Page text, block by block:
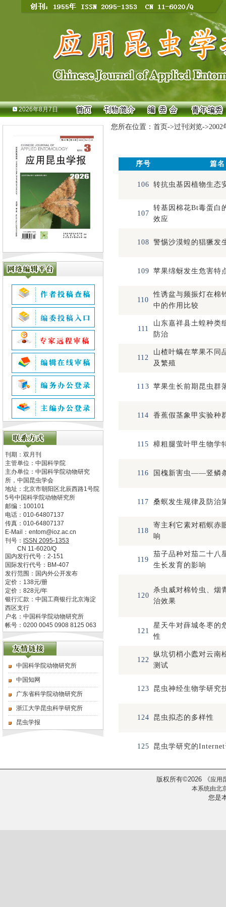
2026年8月7日
刊期：双月刊
主管单位： 中国科学院
主办单位： 中国科学院动物研究
所，中国昆虫学会
地址： 北京市朝阳区北辰西路1号院
5号中国科学院动物研究所
邮编： 100101
电话： 010-64807137
传真： 010-64807137
E-Mail： entom@ioz.ac.cn
刊号： ISSN 2095-1353
CN 11-6020/Q
国内发行代号： 2-151
国际发行代号： BM-407
发行范围：国内外公开发布
定价： 138元/册
定价： 828元/年
银行汇款：中国工商银行北京海淀
西区支行
户名：中国科学院动物研究所
帐号：0200 0045 0908 8125 063
中国科学院动物研究所
中国知网
广东省科学院动物研究所
浙江大学昆虫科学研究所
昆虫学报
您所在位置： 首页->过刊浏览->2002
序号 篇名
106 转抗虫基因植物生态
107
转基因棉花Bt毒蛋白
效应
108 警惕沙漠蝗的猖獗发
109 苹果绵蚜发生危害特
110
性诱盆与频振灯在棉
中的作用比较
111
山东嘉祥县土蝗种类
防治
112
山楂叶螨在苹果不同
及繁殖
113 苹果生长前期昆虫群
114 香蕉假茎象甲实验种
115 樟粗腿萤叶甲生物学
116 国槐新害虫——竖鳞
117 桑螟发生规律及防治
118
寄主利它素对稻螟赤
响
119
茄子品种对茄二十八
生长发育的影响
120
杀虫威对棉铃虫、烟
治效果
121
星天牛对薛城冬枣的
性
122
纵坑切梢小蠹对云南
测试
123 昆虫神经生物学研究
124 昆虫拟态的多样性
125 昆虫学研究的
版权所有©2026 《应用
本系统由北
您是